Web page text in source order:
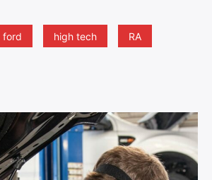
ford high tech
RA